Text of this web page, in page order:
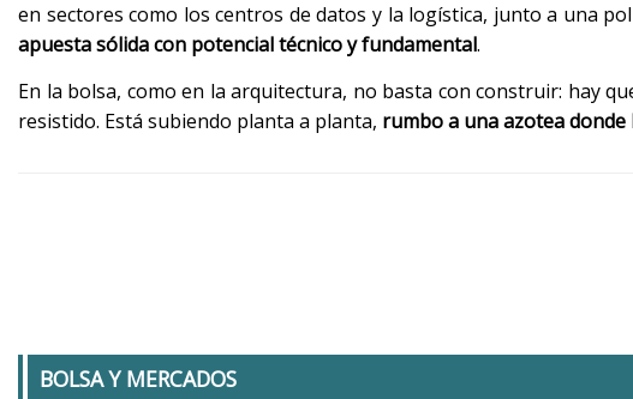
en sectores como los centros de datos y la logística, junto a una
apuesta sólida con potencial técnico y fundamental.
En la bolsa, como en la arquitectura, no basta con construir: hay
resistido. Está subiendo planta a planta, rumbo a una azotea
BOLSA Y MERCADOS